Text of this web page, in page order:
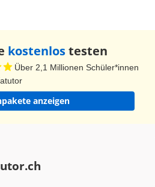
kostenlostesten
Über 2,1 Millionen Schüler*innen
anzeigen